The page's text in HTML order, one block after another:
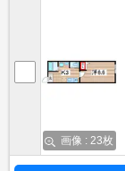
画像 : 23枚